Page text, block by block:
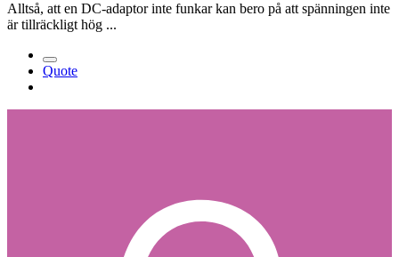
Alltså, att en DC-adaptor inte funkar kan bero på att spänningen inte
är tillräckligt hög ...
Quote